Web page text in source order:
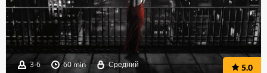
3-6 60 min Средний 5.0